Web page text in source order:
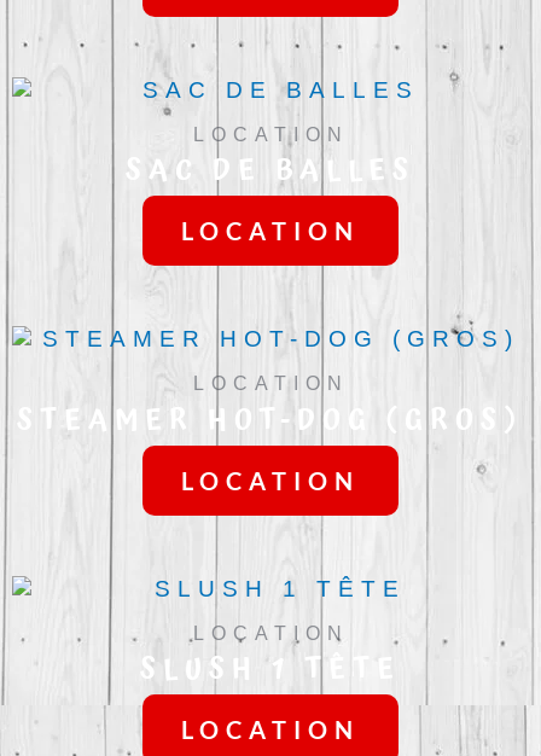
LOCATION
SAC DE BALLES
LOCATION
LOCATION
STEAMER HOT-DOG (GROS)
LOCATION
LOCATION
SLUSH 1 TÊTE
LOCATION